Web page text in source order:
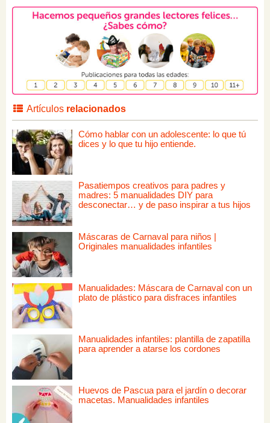
Artículos relacionados
Cómo hablar con un adolescente: lo que tú
dices y lo que tu hijo entiende.
Pasatiempos creativos para padres y
madres: 5 manualidades DIY para
desconectar… y de paso inspirar a tus hijos
Máscaras de Carnaval para niños |
Originales manualidades infantiles
Manualidades: Máscara de Carnaval con un
plato de plástico para disfraces infantiles
Manualidades infantiles: plantilla de zapatilla
para aprender a atarse los cordones
Huevos de Pascua para el jardín o decorar
macetas. Manualidades infantiles